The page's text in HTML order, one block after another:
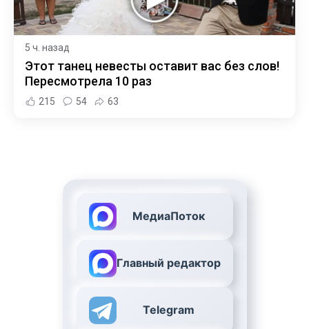
5 ч. назад
Этот танец невесты оставит вас без слов!
Пересмотрела 10 раз
215 54 63
МедиаПоток
Главный редактор
Telegram